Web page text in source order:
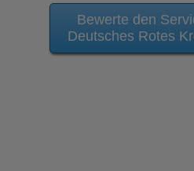
Bewerte den
Deutsches Rotes